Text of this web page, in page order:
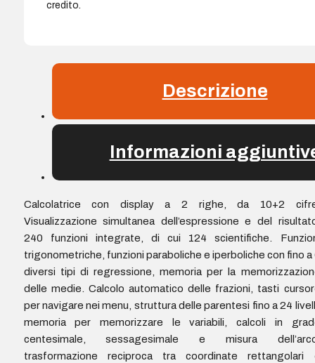
quantità
credito.
Descrizione
Informazioni
Calcolatrice con display a 2 righe, da 10+2
Visualizzazione simultanea dell’espressione e del
240 funzioni integrate, di cui 124 scientifiche.
trigonometriche, funzioni paraboliche e iperboliche con fino a
diversi tipi di regressione, memoria per la
delle medie. Calcolo automatico delle frazioni, tasti
per navigare nei menu, struttura delle parentesi fino a 24
memoria per memorizzare le variabili, calcoli in
centesimale, sessagesimale e misura
trasformazione reciproca tra coordinate rettangolari